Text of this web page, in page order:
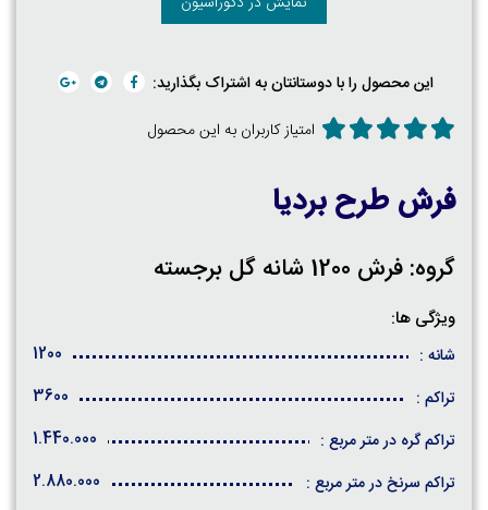
این محصول را با دوستانتان به اشتراک بگذارید:
امتیاز کاربران به این محصول
فرش طرح بردیا
گروه: فرش 1200 شانه گل برجسته
ویژگی ها:
شانه :
1200
تراکم :
3600
تراکم گره در متر مربع :
1.440.000
تراکم سرنخ در متر مربع :
2.880.000